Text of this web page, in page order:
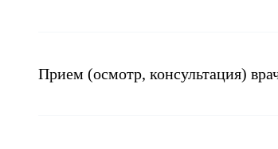
Прием (осмотр, консультация)